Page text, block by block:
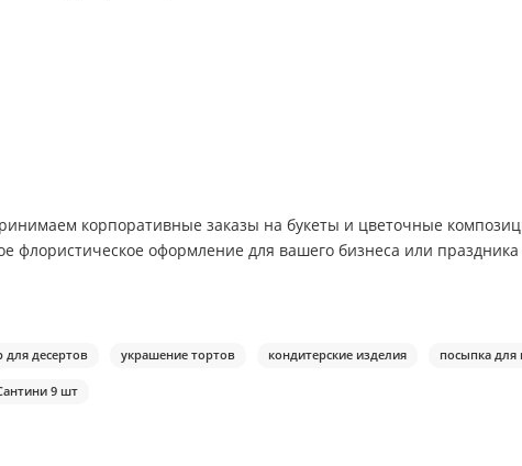
корпоративные заказы на букеты и цветочные
флористическое оформление для вашего бизнеса или
для десертов украшение тортов кондитерские изделия посыпка для
9 шт